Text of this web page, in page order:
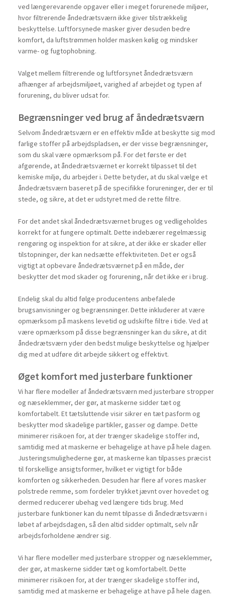
ved længerevarende opgaver eller i meget forurenede miljøer,
hvor filtrerende åndedrætsværn ikke giver tilstrækkelig
beskyttelse. Luftforsynede masker giver desuden bedre
komfort, da luftstrømmen holder masken kølig og mindsker
varme- og fugtophobning.
Valget mellem filtrerende og luftforsynet åndedrætsværn
afhænger af arbejdsmiljøet, varighed af arbejdet og typen af
forurening, du bliver udsat for.
Begrænsninger ved brug af åndedrætsværn
Selvom åndedrætsværn er en effektiv måde at beskytte sig mod
farlige stoffer på arbejdspladsen, er der visse begrænsninger,
som du skal være opmærksom på. For det første er det
afgørende, at åndedrætsværnet er korrekt tilpasset til det
kemiske miljø, du arbejder i. Dette betyder, at du skal vælge et
åndedrætsværn baseret på de specifikke forureninger, der er til
stede, og sikre, at det er udstyret med de rette filtre.
For det andet skal åndedrætsværnet bruges og vedligeholdes
korrekt for at fungere optimalt. Dette indebærer regelmæssig
rengøring og inspektion for at sikre, at der ikke er skader eller
tilstopninger, der kan nedsætte effektiviteten. Det er også
vigtigt at opbevare åndedrætsværnet på en måde, der
beskytter det mod skader og forurening, når det ikke er i brug.
Endelig skal du altid følge producentens anbefalede
brugsanvisninger og begrænsninger. Dette inkluderer at være
opmærksom på maskens levetid og udskifte filtre i tide. Ved at
være opmærksom på disse begrænsninger kan du sikre, at dit
åndedrætsværn yder den bedst mulige beskyttelse og hjælper
dig med at udføre dit arbejde sikkert og effektivt.
Øget komfort med justerbare funktioner
Vi har flere modeller af åndedrætsværn med justerbare stropper
og næseklemmer, der gør, at maskerne sidder tæt og
komfortabelt. Et tætsluttende visir sikrer en tæt pasform og
beskytter mod skadelige partikler, gasser og dampe. Dette
minimerer risikoen for, at der trænger skadelige stoffer ind,
samtidig med at maskerne er behagelige at have på hele dagen.
Justeringsmulighederne gør, at maskerne kan tilpasses præcist
til forskellige ansigtsformer, hvilket er vigtigt for både
komforten og sikkerheden. Desuden har flere af vores masker
polstrede remme, som fordeler trykket jævnt over hovedet og
dermed reducerer ubehag ved længere tids brug. Med
justerbare funktioner kan du nemt tilpasse di åndedrætsværn i
løbet af arbejdsdagen, så den altid sidder optimalt, selv når
arbejdsforholdene ændrer sig.
Vi har flere modeller med justerbare stropper og næseklemmer,
der gør, at maskerne sidder tæt og komfortabelt. Dette
minimerer risikoen for, at der trænger skadelige stoffer ind,
samtidig med at maskerne er behagelige at have på hele dagen.